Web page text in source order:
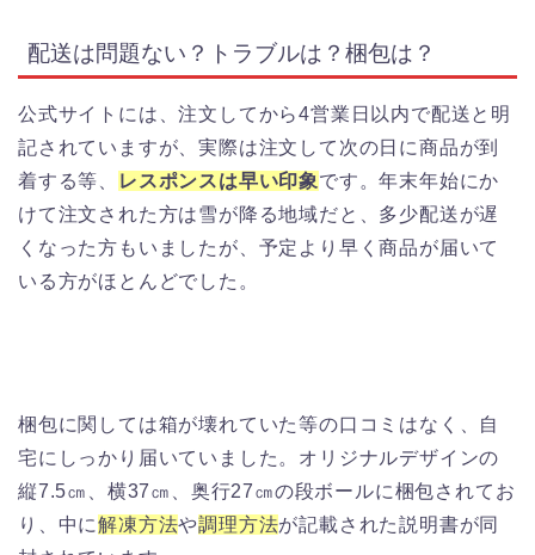
配送は問題ない？トラブルは？梱包は？
公式サイトには、注文してから4営業日以内で配送と明
記されていますが、実際は注文して次の日に商品が到
着する等、
レスポンスは早い印象です。年末年始にか
けて注文された方は雪が降る地域だと、多少配送が遅
くなった方もいましたが、予定より早く商品が届いて
いる方がほとんどでした。
梱包に関しては箱が壊れていた等の口コミはなく、自
宅にしっかり届いていました。オリジナルデザインの
縦7.5㎝、横37㎝、奥行27㎝の段ボールに梱包されてお
り、中に解凍方法や調理方法が記載された説明書が同